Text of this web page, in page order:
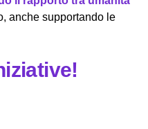
anche supportando le